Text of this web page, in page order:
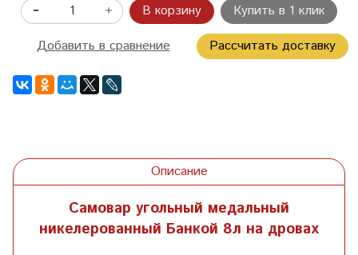
В корзину
Купить в 1 клик
Добавить в сравнение
Рассчитать доставку
Описание
Самовар угольный медальный
никелерованный Банкой 8л на дровах